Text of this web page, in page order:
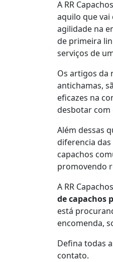
A RR
aquilo que
agilidade na
de primeira
serviços de
Os artigos da
antichamas,
eficazes na
desbotar com
Além dessas
diferencia
capachos
promovendo
A RR
de capachos
está
encomenda,
Defina todas
contato.